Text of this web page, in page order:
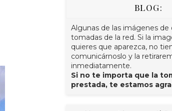
BLOG:
Algunas de las imágenes
tomadas de la red. Si la
quieres que aparezca, no
comunicárnoslo y la
inmediatamente.
Si no te importa que la
prestada, te estamos